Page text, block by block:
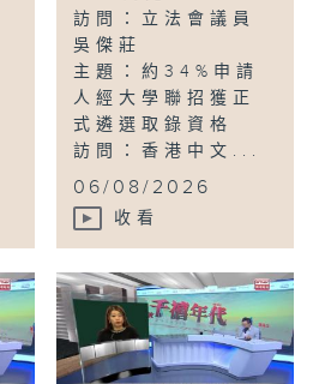
訪問：立法會議員
吳傑莊
主題：約34%申請
人經大學聯招獲正
式遴選取錄資格
訪問：香港中文...
06/08/2026
收看